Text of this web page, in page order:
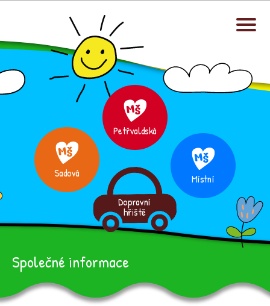
Petřvaldská
Sadová
Místní
Dopravní
hřiště
Společné informace